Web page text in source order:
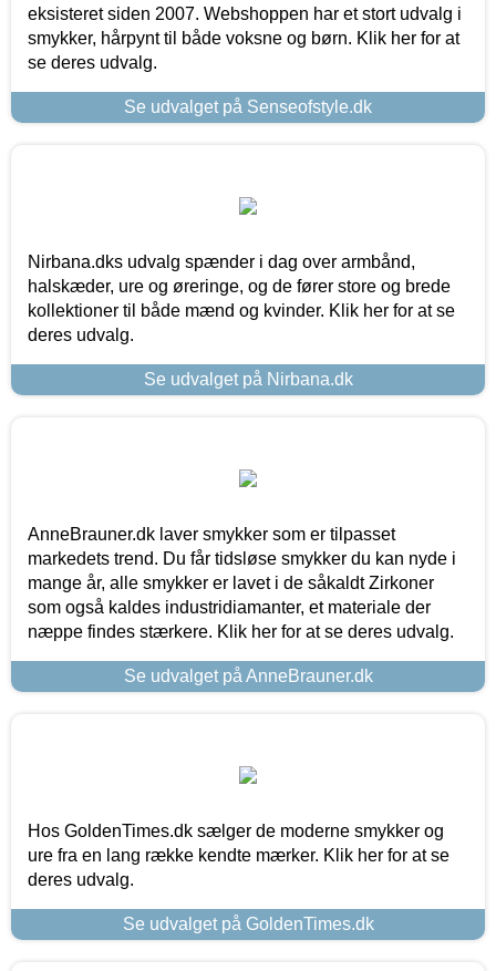
eksisteret siden 2007. Webshoppen har et stort udvalg i
smykker, hårpynt til både voksne og børn. Klik her for at
se deres udvalg.
Se udvalget på Senseofstyle.dk
Nirbana.dks udvalg spænder i dag over armbånd,
halskæder, ure og øreringe, og de fører store og brede
kollektioner til både mænd og kvinder. Klik her for at se
deres udvalg.
Se udvalget på Nirbana.dk
AnneBrauner.dk laver smykker som er tilpasset
markedets trend. Du får tidsløse smykker du kan nyde i
mange år, alle smykker er lavet i de såkaldt Zirkoner
som også kaldes industridiamanter, et materiale der
næppe findes stærkere. Klik her for at se deres udvalg.
Se udvalget på AnneBrauner.dk
Hos GoldenTimes.dk sælger de moderne smykker og
ure fra en lang række kendte mærker. Klik her for at se
deres udvalg.
Se udvalget på GoldenTimes.dk